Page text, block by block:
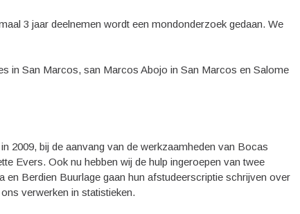
3 jaar deelnemen wordt een mondonderzoek gedaan. We
in San Marcos, san Marcos Abojo in San Marcos en Salome
2009, bij de aanvang van de werkzaamheden van Bocas
Evers. Ook nu hebben wij de hulp ingeroepen van twee
en Berdien Buurlage gaan hun afstudeerscriptie schrijven over
verwerken in statistieken.